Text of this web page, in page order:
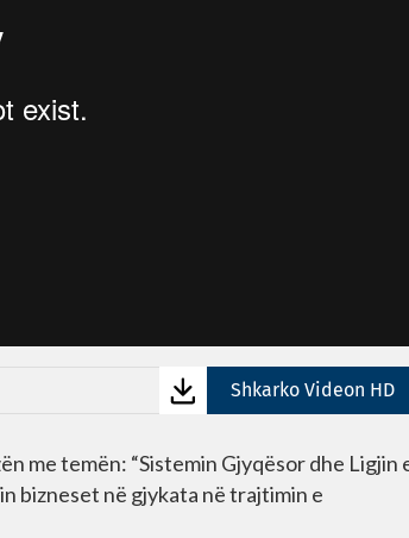
Shkarko Videon HD
me temën: “Sistemin Gjyqësor dhe Ligjin
bizneset në gjykata në trajtimin e